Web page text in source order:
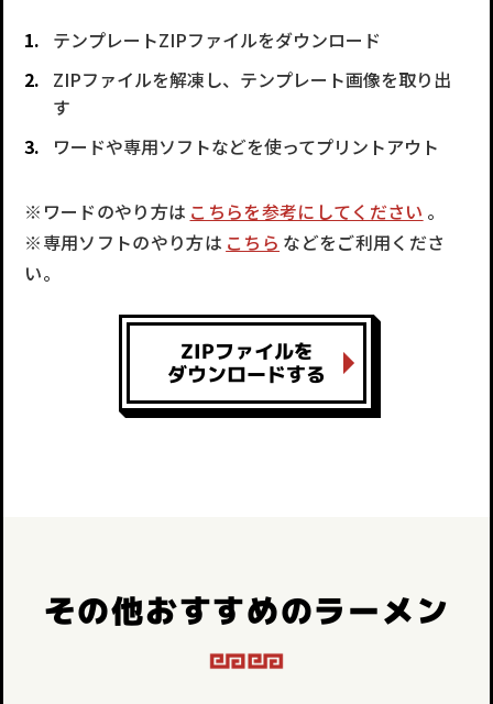
テンプレートZIPファイルをダウンロード
ZIPファイルを解凍し、テンプレート画像を取り出
す
ワードや専用ソフトなどを使ってプリントアウト
※ワードのやり方は こちらを参考にしてください 。
※専用ソフトのやり方は こちら などをご利用くださ
い。
ZIPファイルを
ダウンロードする
その他おすすめのラーメン